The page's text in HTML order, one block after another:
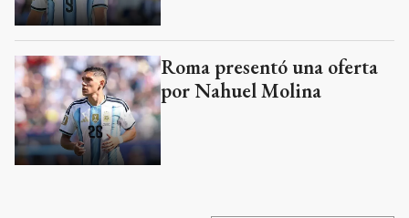
Roma presentó una oferta
por Nahuel Molina